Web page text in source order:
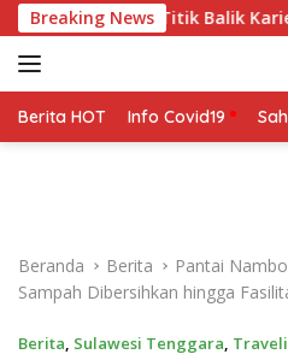
a
g
u
Breaking News
2026 Jadi Titik Balik Karier,
Berita HOT Info Covid19
Beranda Berita
Pantai
Sampah Dibersihkan hingga
Berita, Sulawesi Tenggara,